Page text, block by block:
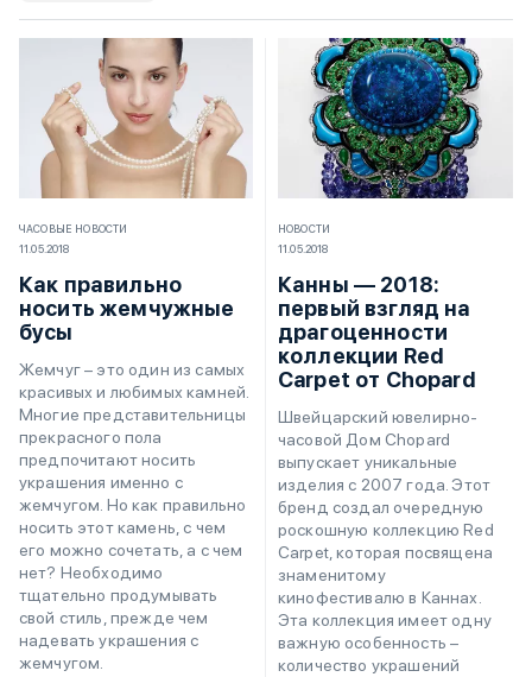
ЧАСОВЫЕ НОВОСТИ
11.05.2018
Как правильно
носить жемчужные
бусы
Жемчуг – это один из самых
красивых и любимых камней.
Многие представительницы
прекрасного пола
предпочитают носить
украшения именно с
жемчугом. Но как правильно
носить этот камень, с чем
его можно сочетать, а с чем
нет? Необходимо
тщательно продумывать
свой стиль, прежде чем
надевать украшения с
жемчугом.
НОВОСТИ
11.05.2018
Канны — 2018:
первый взгляд на
драгоценности
коллекции Red
Carpet от Chopard
Швейцарский ювелирно-
часовой Дом Chopard
выпускает уникальные
изделия с 2007 года. Этот
бренд создал очередную
роскошную коллекцию Red
Carpet, которая посвящена
знаменитому
кинофестивалю в Каннах.
Эта коллекция имеет одну
важную особенность –
количество украшений